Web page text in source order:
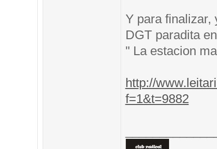
Y para finalizar,
DGT paradita
" La estacion
http://
f=1&t=9882